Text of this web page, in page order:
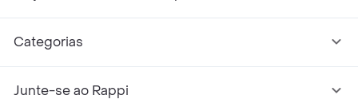
Categorias
Junte-se ao Rappi